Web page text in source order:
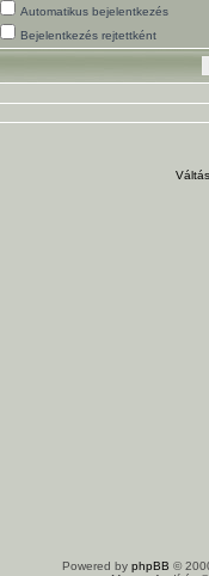
Automatikus bejelentkezés
Bejelentkezés rejtettként
Powered by phpBB ©